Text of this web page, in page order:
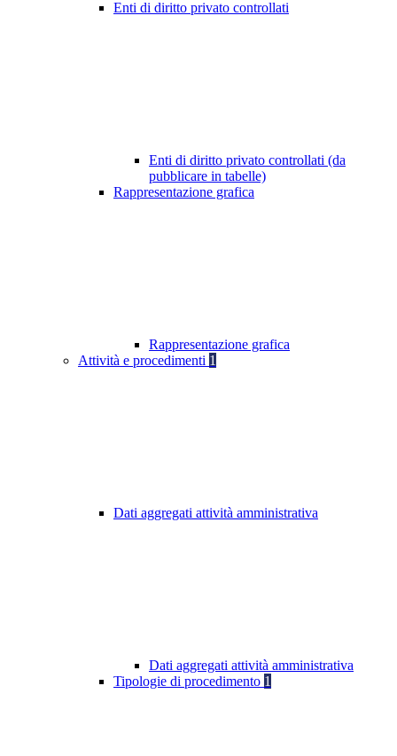
Enti di diritto privato controllati
Enti di diritto privato controllati (da
pubblicare in tabelle)
Rappresentazione grafica
Rappresentazione grafica
Attività e procedimenti 1
Dati aggregati attività amministrativa
Dati aggregati attività amministrativa
Tipologie di procedimento 1